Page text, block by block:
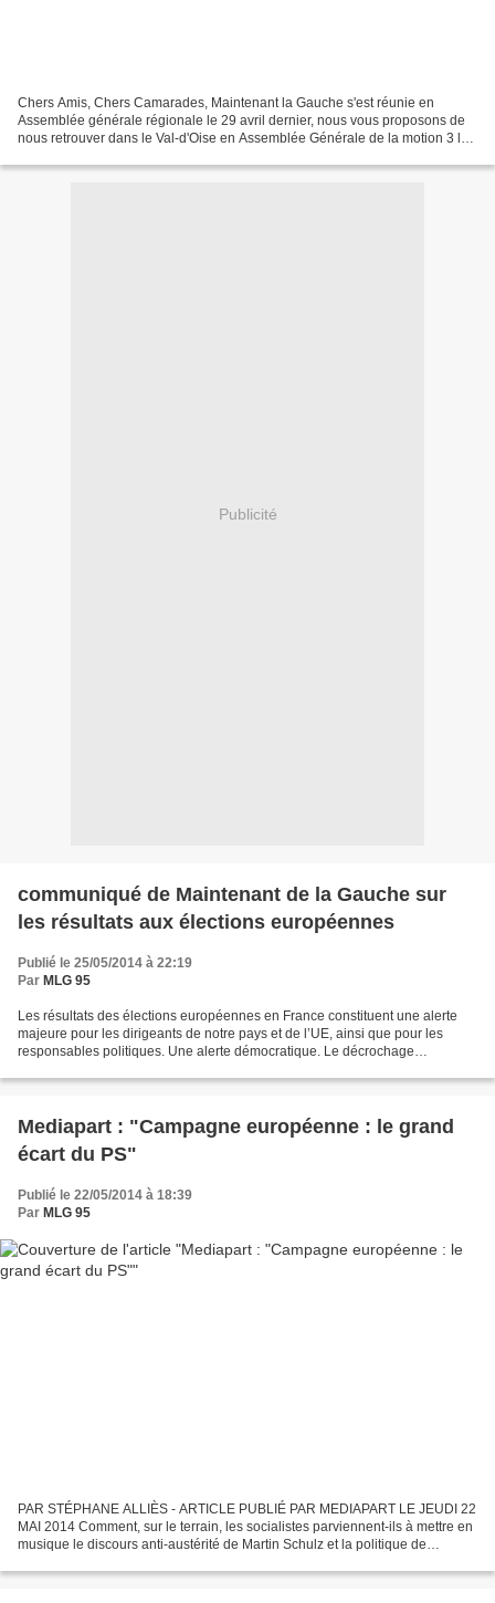
Chers Amis, Chers Camarades, Maintenant la Gauche s'est réunie en
Assemblée générale régionale le 29 avril dernier, nous vous proposons de
nous retrouver dans le Val-d'Oise en Assemblée Générale de la motion 3 le
Publicité
communiqué de Maintenant de la Gauche sur
les résultats aux élections européennes
Publié le 25/05/2014 à 22:19
Par MLG 95
Les résultats des élections européennes en France constituent une alerte
majeure pour les dirigeants de notre pays et de l’UE, ainsi que pour les
responsables politiques. Une alerte démocratique. Le décrochage
Mediapart : "Campagne européenne : le grand
écart du PS"
Publié le 22/05/2014 à 18:39
Par MLG 95
PAR STÉPHANE ALLIÈS - ARTICLE PUBLIÉ PAR MEDIAPART LE JEUDI 22
MAI 2014 Comment, sur le terrain, les socialistes parviennent-ils à mettre en
musique le discours anti-austérité de Martin Schulz et la politique de